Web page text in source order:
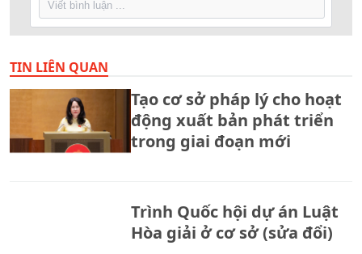
TIN LIÊN QUAN
Tạo cơ sở pháp lý cho hoạt
động xuất bản phát triển
trong giai đoạn mới
Trình Quốc hội dự án Luật
Hòa giải ở cơ sở (sửa đổi)